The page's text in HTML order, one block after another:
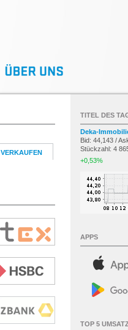
VERKAUFEN
TITEL DES
Deka-
Bid: 44,143 /
Stückzahl: 4
+0,53%
APPS
TOP 5 UMSATZ